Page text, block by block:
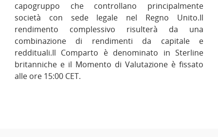
capogruppo che controllano principalmente
società con sede legale nel Regno Unito.Il
rendimento complessivo risulterà da una
combinazione di rendimenti da capitale e
reddituali.Il Comparto è denominato in Sterline
britanniche e il Momento di Valutazione è fissato
alle ore 15:00 CET.